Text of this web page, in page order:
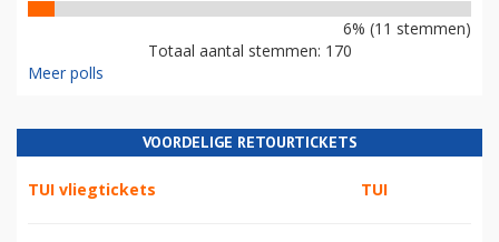
6% (11 stemmen)
Totaal aantal stemmen: 170
Meer polls
VOORDELIGE RETOURTICKETS
TUI vliegtickets TUI